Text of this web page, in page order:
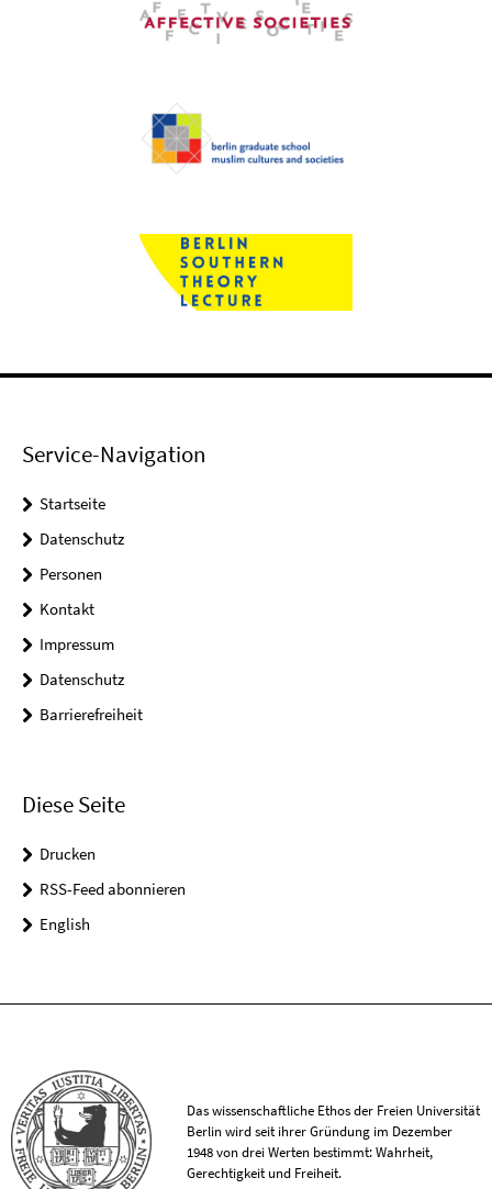
Service-Navigation
Startseite
Datenschutz
Personen
Kontakt
Impressum
Datenschutz
Barrierefreiheit
Diese Seite
Drucken
RSS-Feed abonnieren
English
Das wissenschaftliche Ethos der Freien Universität
Berlin wird seit ihrer Gründung im Dezember
1948 von drei Werten bestimmt: Wahrheit,
Gerechtigkeit und Freiheit.